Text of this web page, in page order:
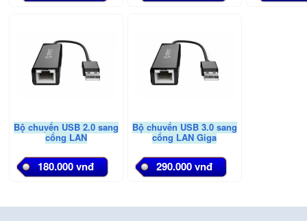
Bộ chuyển USB 2.0 sang
cổng LAN
180.000 vnđ
Bộ chuyển USB 3.0 sang
cổng LAN Giga
290.000 vnđ